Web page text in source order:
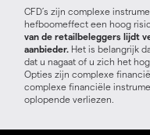
CFD’s zijn complexe
hefboomeffect een hoog
van de retailbeleggers lijdt
aanbieder. Het is belangrijk
dat u nagaat of u zich het
Opties zijn complexe
complexe financiële
oplopende verliezen.